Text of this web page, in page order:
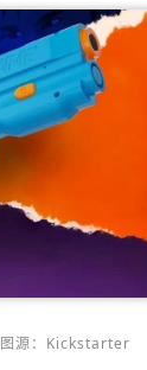
图源：Kickstarter